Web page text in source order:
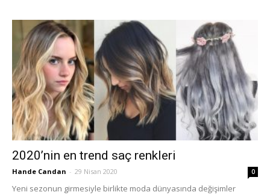
2020’nin en trend saç renkleri
Hande Candan - 29 Nisan 2020 0
Yeni sezonun girmesiyle birlikte moda dünyasında değişimler